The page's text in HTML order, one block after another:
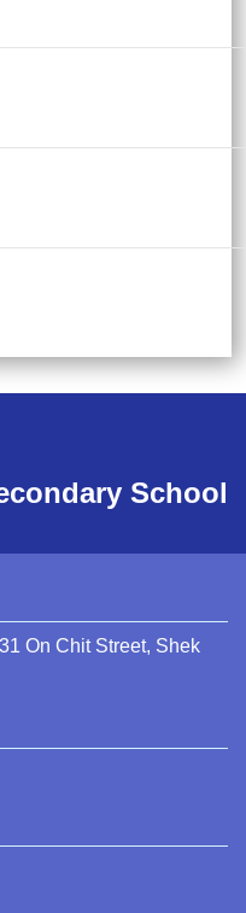
School
On Chit Street, Shek